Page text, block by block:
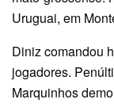
Uruguai, em
Diniz comandou
jogadores.
Marquinhos